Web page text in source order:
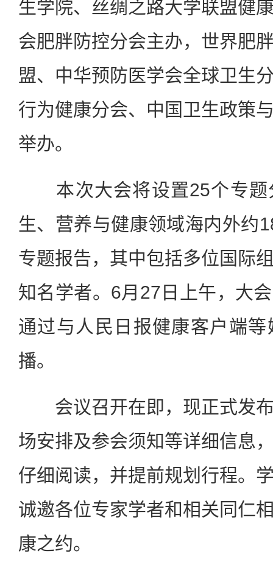
生学院、丝绸之路大学联盟健
会肥胖防控分会主办，世界肥
盟、中华预防医学会全球卫生
行为健康分会、中国卫生政策
举办。
本次大会将设置25个专题
生、营养与健康领域海内外约
专题报告，其中包括多位国际
知名学者。6月27日上午，大
通过与人民日报健康客户端
播。
会议召开在即，现正式发布
场安排及参会须知等详细信息
仔细阅读，并提前规划行程。
诚邀各位专家学者和相关同仁
康之约。